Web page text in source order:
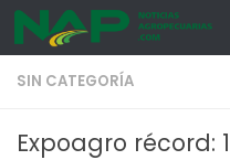
Skip to content
SIN CATEGORÍA
Expoagro récord: